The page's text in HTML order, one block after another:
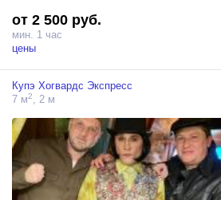
иллюминатор, дверью...
Площадь около 20 кв метра.
Волшебное дерево в центре комнаты
письменный стол хоббита перед круглым
Кресло качалка перед камином
сундук с сокровищами, бочка лучшего
множество других деталей для вашей
клипов в стиле фэнтези.
от 2 500 руб.
мин. 1 час
цены
Купэ Хогвардс Экспресс
7 м2 , 2 м